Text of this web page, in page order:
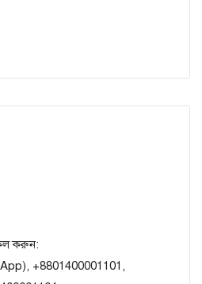
কল করুন:
+8801400001101,